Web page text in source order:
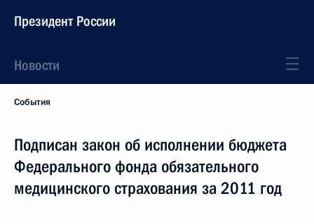
Президент России
Новости
События
Подписан закон об исполнении бюджета
Федерального фонда обязательного
медицинского страхования за 2011 год